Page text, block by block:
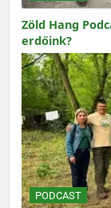
Zöld Hang
erdőink?
PODCAST